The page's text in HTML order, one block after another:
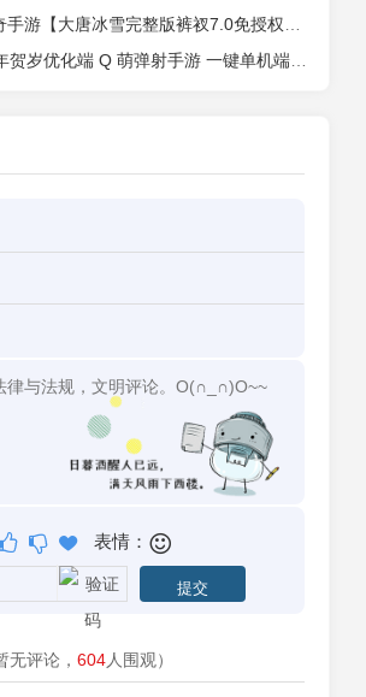
版裤衩7.0免授权】2026整理特色服务端+寒冬之城+万象古城+天威大陆+大唐盛世【站长亲测】
萌弹射手游 一键单机端 + Linux 手工端 + GM 后台 + 安卓 iOS 双端带教程
表情：
无评论， 604人围观）